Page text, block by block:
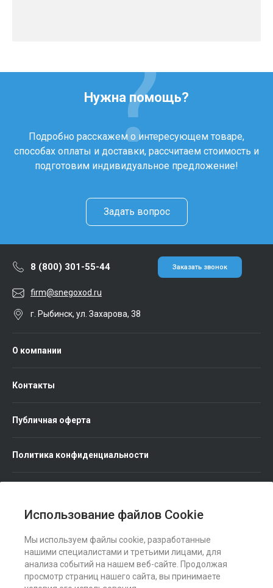
Использование файлов Cookie
Мы используем файлы cookie, разработанные
нашими специалистами и третьими лицами, для
анализа событий на нашем веб-сайте. Продолжая
просмотр страниц нашего сайта, вы принимаете
Нужна помощь?
Подробно расскажем о интересующем товаре,
способах оплаты и доставки, рассчитаем стоимость и
подготовим индивидуальное предложение!
Задать вопрос
8 (800) 301-55-44 Заказать звонок
firm@snegoxod.ru
г. Рыбинск, ул. Захарова, 38
О компании
Контакты
Публичная оферта
Политика конфиденциальности
Мы в соц. сетях